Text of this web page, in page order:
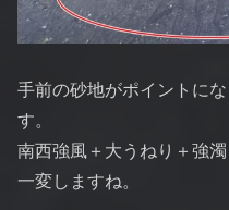
手前の砂地がポイントに
す。
南西強風＋大うねり＋強
一変しますね。